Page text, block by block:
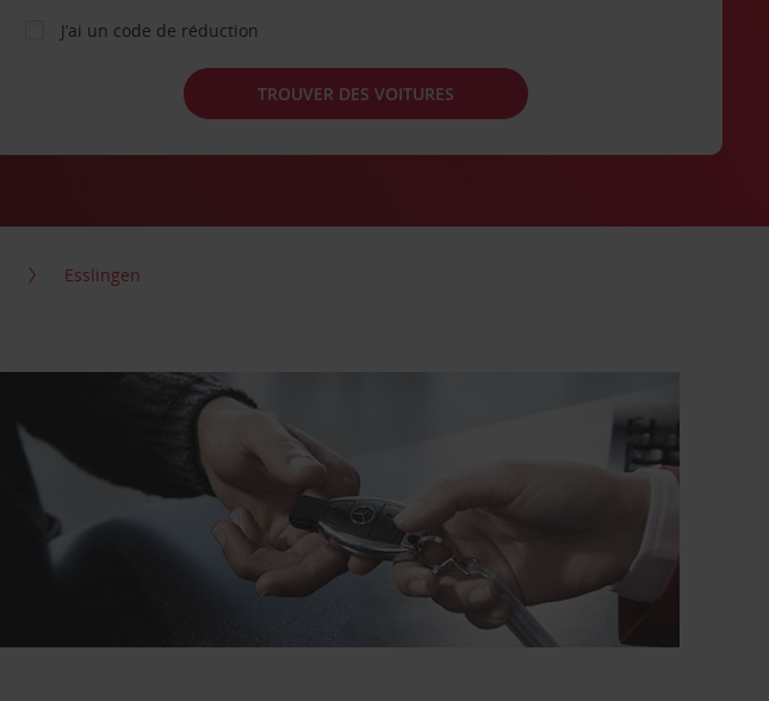
J’ai un code de réduction
TROUVER DES VOITURES
Esslingen